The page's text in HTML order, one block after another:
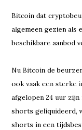
Bitcoin dat
algemeen gezien als
beschikbare aanbod
Nu Bitcoin de
ook vaak een sterke
afgelopen 24 uur zijn
shorts geliquideerd,
shorts in een